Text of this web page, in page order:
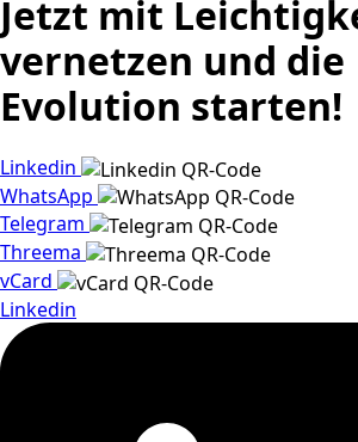
Jetzt mit
vernetzen und die
Evolution starten!
Linkedin
WhatsApp
Telegram
Threema
vCard
Linkedin